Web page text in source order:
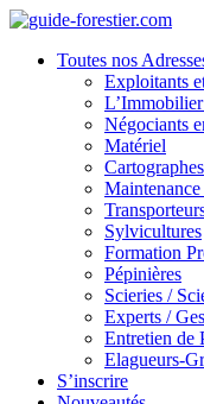
Toutes nos
Exploitants
Négociants
Matériel
Cartographes
Sylvicultures
Formation
Pépinières
Scieries /
Experts /
Entretien de
Elagueurs-
S’inscrire